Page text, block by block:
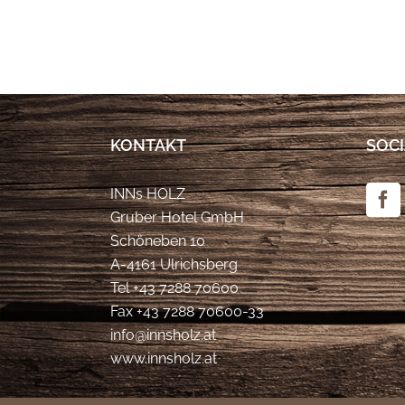
KONTAKT
INNs HOLZ
Gruber Hotel GmbH
Schöneben 10
A-4161 Ulrichsberg
Tel+43 7288 70600
Fax +43 7288 70600-33
info@innsholz.at
www.innsholz.at